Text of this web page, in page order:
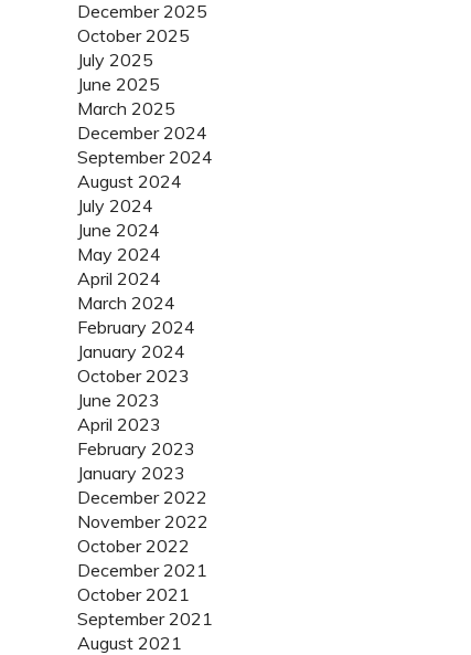
December 2025
October 2025
July 2025
June 2025
March 2025
December 2024
September 2024
August 2024
July 2024
June 2024
May 2024
April 2024
March 2024
February 2024
January 2024
October 2023
June 2023
April 2023
February 2023
January 2023
December 2022
November 2022
October 2022
December 2021
October 2021
September 2021
August 2021